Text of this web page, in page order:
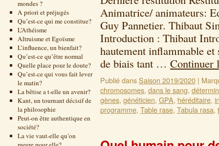
mondes ?
A priori et préjugés
Qu’est-ce qui me constitue?
L’Athéisme
Altruisme et Egoïsme
L’influence, un bienfait?
Qu’est-ce qu’être normal
Quelle place pour le doute?
Qu’est-ce qui vous fait lever
le matin?
La bêtise a t-elle un avenir?
Kant, un tournant décisif de
la philosophie
Peut-on être authentique en
société?
La vie vaut-elle qu’on
Animatrice/ animateurs:
Guy Pannetier. Thibaut
Introduction : Thibaut
hautement inflammable
de biais tant … Continuer
Publié dansSaison 2019/2020 |
chromosomes, dans le sang,
gènes, généticien, GPA, héréditaire,
programme, Table rase, Tabula rasa,